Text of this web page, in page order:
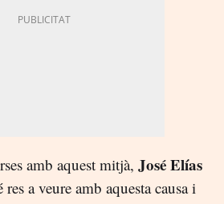
amb aquest mitjà, José Elías
a veure amb aquesta causa i